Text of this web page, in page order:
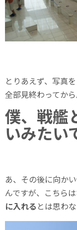
とりあえず、写真
全部見終わってから
僕、戦艦
いみたい
あ、その後に向か
んですが、こちら
に入れる とは思わ